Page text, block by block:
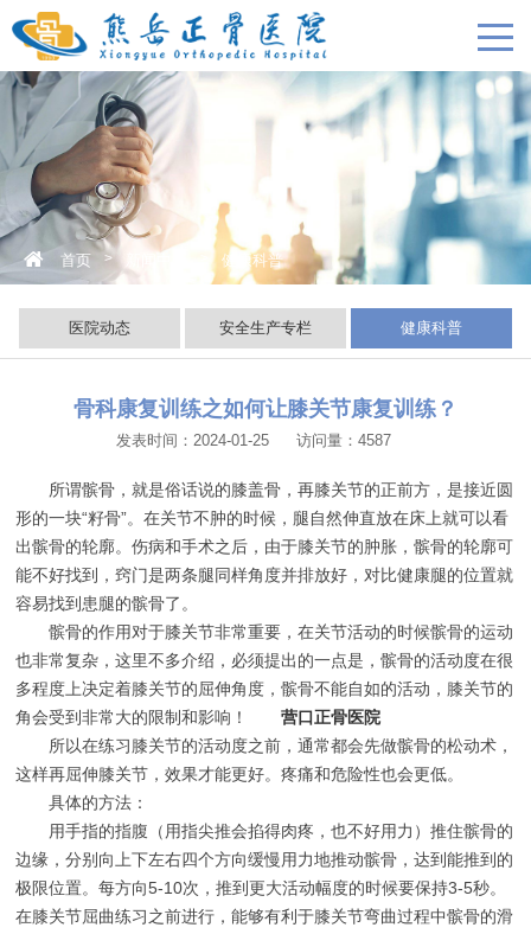
首页 > 健康科普
医院动态 安全生产专栏 健康科普
骨科康复训练之如何让膝关节康复训练？
发表时间：2024-01-25 访问量：4587
所谓髌骨，就是俗话说的膝盖骨，再膝关节的正前方，是接近圆
形的一块“籽骨”。在关节不肿的时候，腿自然伸直放在床上就可以看
出髌骨的轮廓。伤病和手术之后，由于膝关节的肿胀，髌骨的轮廓可
能不好找到，窍门是两条腿同样角度并排放好，对比健康腿的位置就
容易找到患腿的髌骨了。
髌骨的作用对于膝关节非常重要，在关节活动的时候髌骨的运动
也非常复杂，这里不多介绍，必须提出的一点是，髌骨的活动度在很
多程度上决定着膝关节的屈伸角度，髌骨不能自如的活动，膝关节的
角会受到非常大的限制和影响！
营口正骨医院
所以在练习膝关节的活动度之前，通常都会先做髌骨的松动术，
这样再屈伸膝关节，效果才能更好。疼痛和危险性也会更低。
具体的方法：
用手指的指腹（用指尖推会掐得肉疼，也不好用力）推住髌骨的
边缘，分别向上下左右四个方向缓慢用力地推动髌骨，达到能推到的
极限位置。每方向5-10次，推到更大活动幅度的时候要保持3-5秒。
在膝关节屈曲练习之前进行，能够有利于膝关节弯曲过程中髌骨的滑